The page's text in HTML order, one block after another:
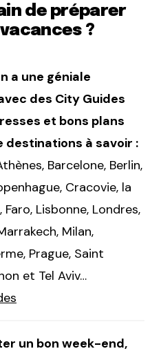
de préparer
?
a une géniale
des City Guides
et bons plans
destinations à savoir :
Barcelone, Berlin,
Cracovie, la
Lisbonne, Londres,
Milan,
Prague, Saint
et Tel Aviv…
un bon week-end,